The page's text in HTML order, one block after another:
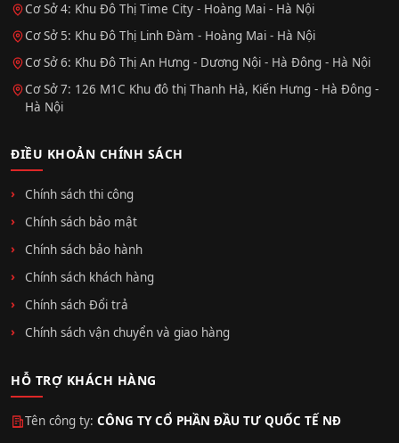
Cơ Sở 4: Khu Đô Thị Time City - Hoàng Mai - Hà Nội
Cơ Sở 5: Khu Đô Thị Linh Đàm - Hoàng Mai - Hà Nội
Cơ Sở 6: Khu Đô Thị An Hưng - Dương Nội - Hà Đông - Hà Nội
Cơ Sở 7: 126 M1C Khu đô thị Thanh Hà, Kiến Hưng - Hà Đông -
Hà Nội
ĐIỀU KHOẢN CHÍNH SÁCH
Chính sách thi công
Chính sách bảo mật
Chính sách bảo hành
Chính sách khách hàng
Chính sách Đổi trả
Chính sách vận chuyển và giao hàng
HỖ TRỢ KHÁCH HÀNG
Tên công ty: CÔNG TY CỔ PHẦN ĐẦU TƯ QUỐC TẾ NĐ